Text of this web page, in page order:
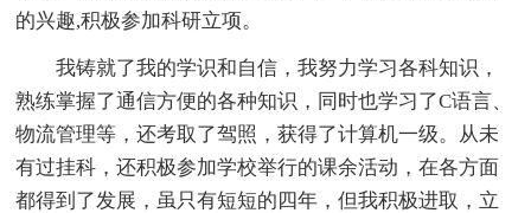
的兴趣,积极参加科研立项。
我铸就了我的学识和自信，我努力学习各科知识，
熟练掌握了通信方便的各种知识，同时也学习了C语言、
物流管理等，还考取了驾照，获得了计算机一级。从未
有过挂科，还积极参加学校举行的课余活动，在各方面
都得到了发展，虽只有短短的四年，但我积极进取，立